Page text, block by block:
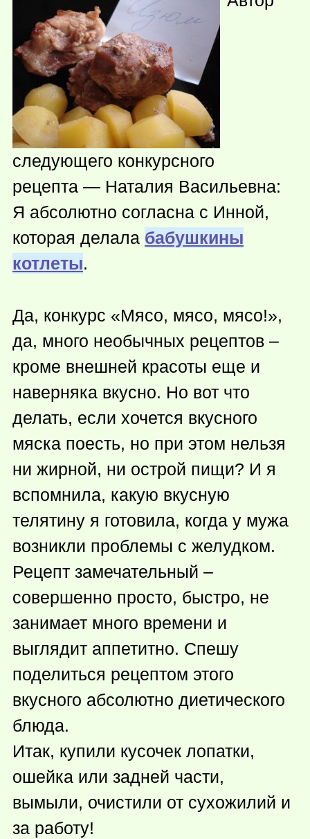
следующего конкурсного
рецепта — Наталия Васильевна:
Я абсолютно согласна с Инной,
которая делала бабушкины
котлеты.
Да, конкурс «Мясо, мясо, мясо!»,
да, много необычных рецептов –
кроме внешней красоты еще и
наверняка вкусно. Но вот что
делать, если хочется вкусного
мяска поесть, но при этом нельзя
ни жирной, ни острой пищи? И я
вспомнила, какую вкусную
телятину я готовила, когда у мужа
возникли проблемы с желудком.
Рецепт замечательный –
совершенно просто, быстро, не
занимает много времени и
выглядит аппетитно. Спешу
поделиться рецептом этого
вкусного абсолютно диетического
блюда.
Итак, купили кусочек лопатки,
ошейка или задней части,
вымыли, очистили от сухожилий и
за работу!